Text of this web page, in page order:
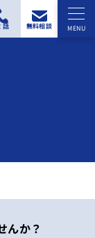
んか？